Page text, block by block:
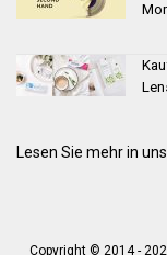
Lesen Sie mehr in
Copyright © 2014 -